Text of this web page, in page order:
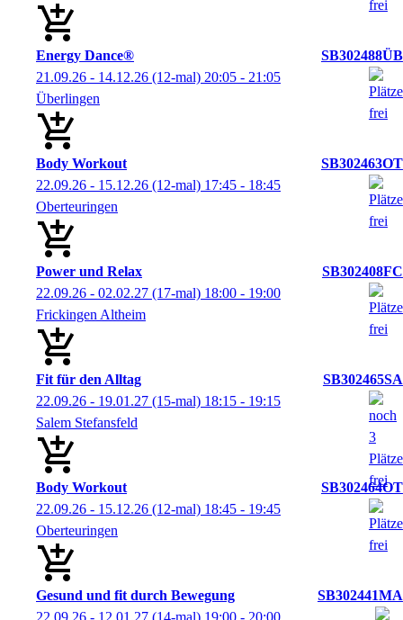
Energy Dance®
SB302488ÜB
21.09.26 - 14.12.26 (12-mal) 20:05 - 21:05
Überlingen
Body Workout
SB302463OT
22.09.26 - 15.12.26 (12-mal) 17:45 - 18:45
Oberteuringen
Power und Relax
SB302408FC
22.09.26 - 02.02.27 (17-mal) 18:00 - 19:00
Frickingen Altheim
Fit für den Alltag
SB302465SA
22.09.26 - 19.01.27 (15-mal) 18:15 - 19:15
Salem Stefansfeld
Body Workout
SB302464OT
22.09.26 - 15.12.26 (12-mal) 18:45 - 19:45
Oberteuringen
Gesund und fit durch Bewegung
SB302441MA
22.09.26 - 12.01.27 (14-mal) 19:00 - 20:00